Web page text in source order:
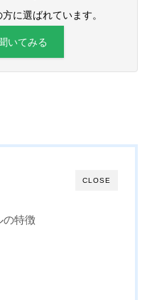
に選ばれています。
いてみる
CLOSE
の特徴